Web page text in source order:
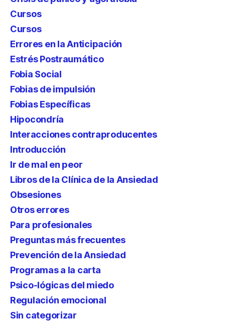
Cursos
Cursos
Errores en la Anticipación
Estrés Postraumático
Fobia Social
Fobias de impulsión
Fobias Específicas
Hipocondría
Interacciones contraproducentes
Introducción
Ir de mal en peor
Libros de la Clínica de la Ansiedad
Obsesiones
Otros errores
Para profesionales
Preguntas más frecuentes
Prevención de la Ansiedad
Programas a la carta
Psico-lógicas del miedo
Regulación emocional
Sin categorizar